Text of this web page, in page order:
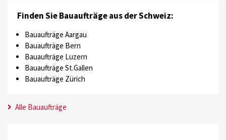
Finden Sie Bauaufträge aus der Schweiz:
Bauaufträge Aargau
Bauaufträge Bern
Bauaufträge Luzern
Bauaufträge St.Gallen
Bauaufträge Zürich
Alle Bauaufträge